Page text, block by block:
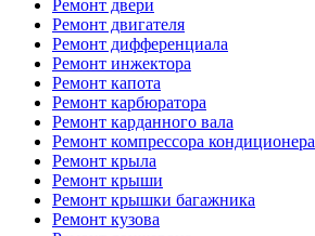
Ремонт двери
Ремонт двигателя
Ремонт дифференциала
Ремонт инжектора
Ремонт капота
Ремонт карбюратора
Ремонт карданного вала
Ремонт компрессора кондиционера
Ремонт крыла
Ремонт крыши
Ремонт крышки багажника
Ремонт кузова